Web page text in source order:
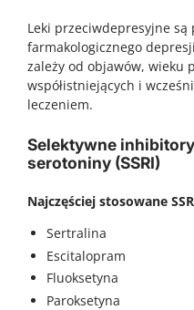
Leki przeciwdepresyjne są
farmakologicznego
zależy od objawów, wieku
współistniejących i
leczeniem.
Selektywne
serotoniny (SSRI)
Najczęściej stosowane
Sertralina
Escitalopram
Fluoksetyna
Paroksetyna